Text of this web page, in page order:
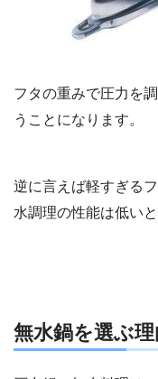
フタの重みで圧力を
うことになります。
逆に言えば軽すぎる
水調理の性能は低いと
無水鍋を選ぶ理